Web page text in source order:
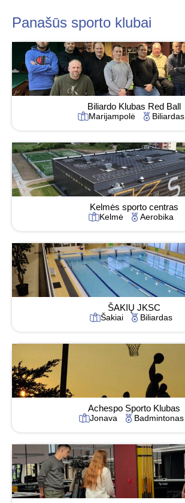
Panašūs sporto klubai
Biliardo Klubas Red Ball
Marijampolė Biliardas
Kelmės sporto centras
Kelmė Aerobika
ŠAKIŲ JKSC
Šakiai Biliardas
Achespo Sporto Klubas
Jonava Badmintonas